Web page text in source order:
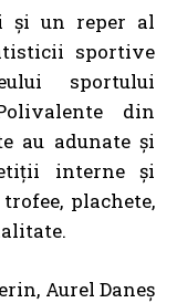
și un reper al
sportive
sportului
din
au adunate și
interne și
plachete,
Aurel Daneș